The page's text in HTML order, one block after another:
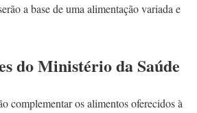
a base de uma alimentação variada e
do Ministério da Saúde
complementar os alimentos oferecidos à